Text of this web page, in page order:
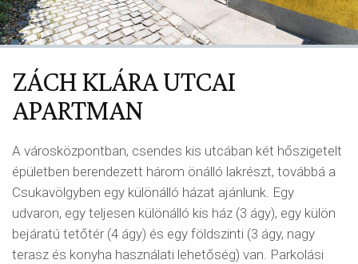
ZÁCH KLÁRA UTCAI
APARTMAN
A városközpontban, csendes kis utcában két hőszigetelt
épületben berendezett három önálló lakrészt, továbbá a
Csukavölgyben egy különálló házat ajánlunk. Egy
udvaron, egy teljesen különálló kis ház (3 ágy), egy külön
bejáratú tetőtér (4 ágy) és egy földszinti (3 ágy, nagy
terasz és konyha használati lehetőség) van. Parkolási